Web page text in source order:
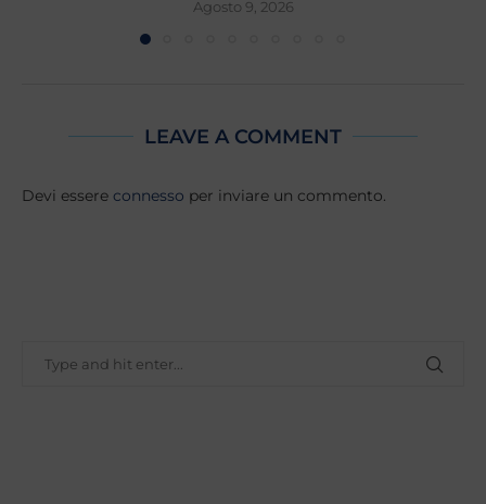
Agosto 9, 2026
LEAVE A COMMENT
Devi essere connesso per inviare un commento.